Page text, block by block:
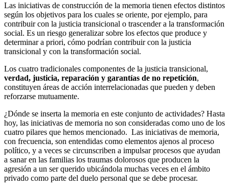
Las iniciativas de construcción de la memoria tienen efectos distintos
según los objetivos para los cuales se oriente, por ejemplo, para
contribuir con la justicia transicional o trascender a la transformación
social. Es un riesgo generalizar sobre los efectos que produce y
determinar a priori, cómo podrían contribuir con la justicia
transicional y con la transformación social.
Los cuatro tradicionales componentes de la justicia transicional,
verdad, justicia, reparación y garantías de no repetición,
constituyen áreas de acción interrelacionadas que pueden y deben
reforzarse mutuamente.
¿Dónde se inserta la memoria en este conjunto de actividades? Hasta
hoy, las iniciativas de memoria no son consideradas como uno de los
cuatro pilares que hemos mencionado. Las iniciativas de memoria,
con frecuencia, son entendidas como elementos ajenos al proceso
político, y a veces se circunscriben a impulsar procesos que ayudan
a sanar en las familias los traumas dolorosos que producen la
agresión a un ser querido ubicándola muchas veces en el ámbito
privado como parte del duelo personal que se debe procesar.